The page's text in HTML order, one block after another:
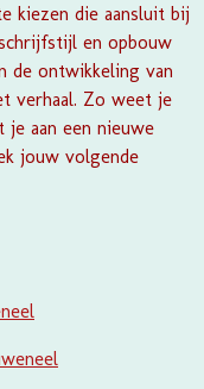
kiezen die aansluit bij
en opbouw
de ontwikkeling van
verhaal. Zo weet je
aan een nieuwe
jouw volgende